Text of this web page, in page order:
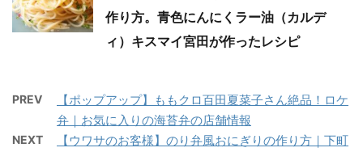
作り方。青色にんにくラー油（カルデ
ィ）キスマイ宮田が作ったレシピ
PREV
【ポップアップ】ももクロ百田夏菜子さん絶品！ロケ
弁｜お気に入りの海苔弁の店舗情報
NEXT
【ウワサのお客様】のり弁風おにぎりの作り方｜下町